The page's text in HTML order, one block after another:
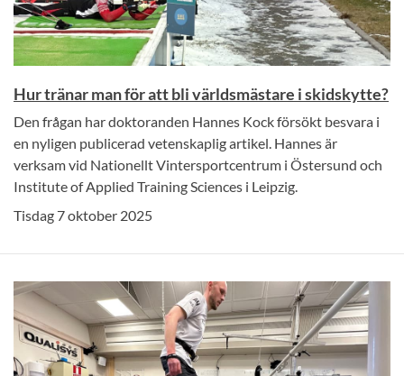
Hur tränar man för att bli världsmästare i skidskytte?
Den frågan har doktoranden Hannes Kock försökt besvara i
en nyligen publicerad vetenskaplig artikel. Hannes är
verksam vid Nationellt Vintersportcentrum i Östersund och
Institute of Applied Training Sciences i Leipzig.
Tisdag 7 oktober 2025